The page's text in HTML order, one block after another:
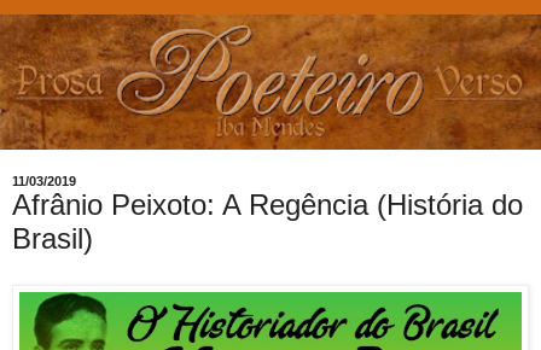
11/03/2019
Afrânio Peixoto: A Regência (História do
Brasil)